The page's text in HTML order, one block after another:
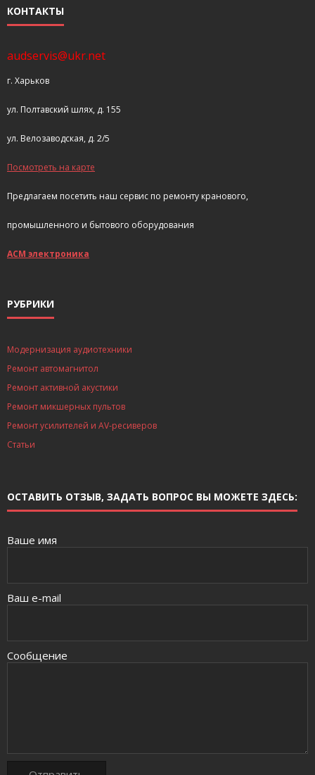
КОНТАКТЫ
audservis@ukr.net
г. Харьков
ул. Полтавский шлях, д. 155
ул. Велозаводская, д. 2/5
Посмотреть на карте
Предлагаем посетить наш сервис по ремонту кранового,
промышленного и бытового оборудования
АСМ электроника
РУБРИКИ
Модернизация аудиотехники
Ремонт автомагнитол
Ремонт активной акустики
Ремонт микшерных пультов
Ремонт усилителей и AV-ресиверов
Статьи
ОСТАВИТЬ ОТЗЫВ, ЗАДАТЬ ВОПРОС ВЫ МОЖЕТЕ ЗДЕСЬ:
Ваше имя
Ваш e-mail
Сообщение